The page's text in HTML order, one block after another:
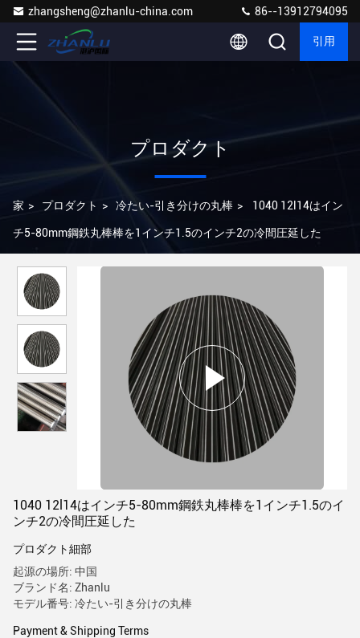
zhangsheng@zhanlu-china.com 86--13912794095
引用
プロダクト
家 > プロダクト > 冷たい-引き分けの丸棒 > 1040 12l14はイン
チ5-80mm鋼鉄丸棒棒を1インチ1.5のインチ2の冷間圧延した
1040 12l14はインチ5-80mm鋼鉄丸棒棒を1インチ1.5のイ
ンチ2の冷間圧延した
プロダクト細部
起源の場所: 中国
ブランド名: Zhanlu
モデル番号: 冷たい-引き分けの丸棒
Payment & Shipping Terms